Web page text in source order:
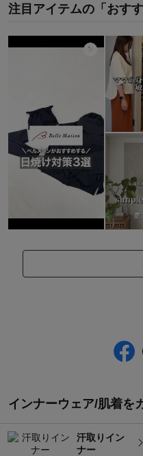
注目アイテムの「おす
インナーウェア/肌着を
汗取りイン
ナー